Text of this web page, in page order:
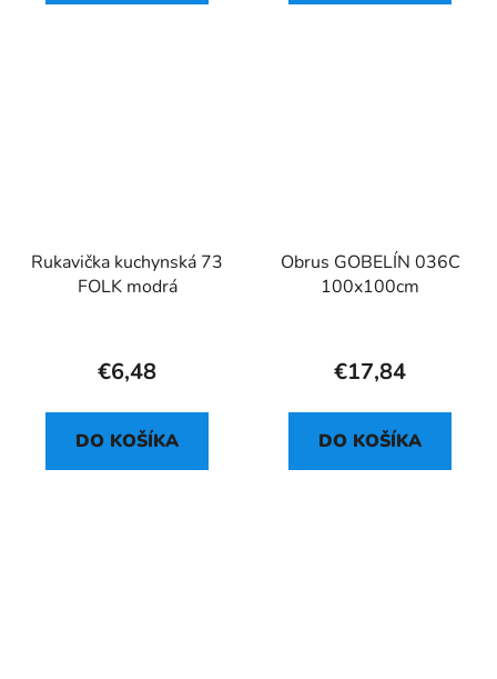
Rukavička kuchynská 73
FOLK modrá
€6,48
DO KOŠÍKA
Obrus GOBELÍN 036C
100x100cm
€17,84
DO KOŠÍKA